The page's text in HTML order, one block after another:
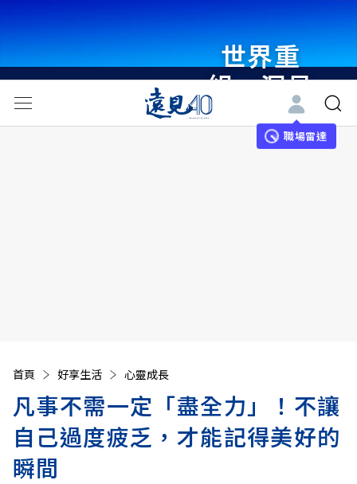
世界重
組・洞見
未來 與
世界領袖
職場雷達
首頁 好享生活 心靈成長
凡事不需一定「盡全力」！不讓
自己過度疲乏，才能記得美好的
瞬間